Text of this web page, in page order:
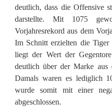
deutlich, dass die Offensive
darstellte. Mit 1075
Vorjahresrekord aus dem
Im Schnitt erzielten die
liegt der Wert der
deutlich über der Marke aus
Damals waren es lediglich
wurde somit mit einer
abgeschlossen.